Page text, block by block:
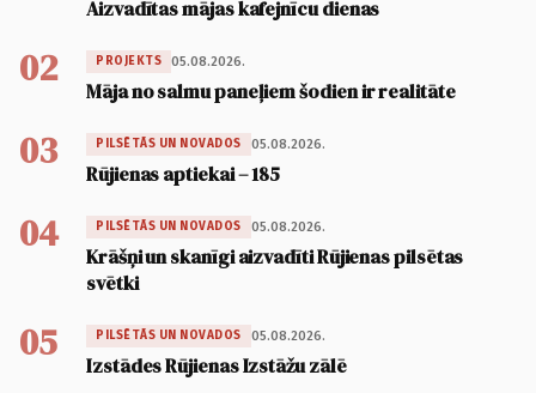
Aizvadītas mājas kafejnīcu dienas
02 PROJEKTS 05.08.2026.
Māja no salmu paneļiem šodien ir realitāte
03 PILSĒTĀS UN NOVADOS 05.08.2026.
Rūjienas aptiekai – 185
04 PILSĒTĀS UN NOVADOS 05.08.2026.
Krāšņi un skanīgi aizvadīti Rūjienas pilsētas
svētki
05 PILSĒTĀS UN NOVADOS 05.08.2026.
Izstādes Rūjienas Izstāžu zālē